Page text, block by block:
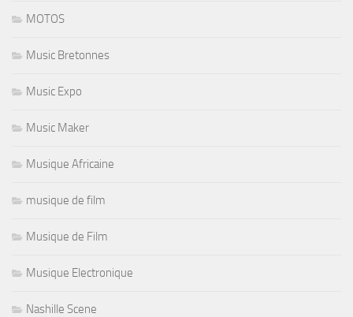
MOTOS
Music Bretonnes
Music Expo
Music Maker
Musique Africaine
musique de film
Musique de Film
Musique Electronique
Nashille Scene